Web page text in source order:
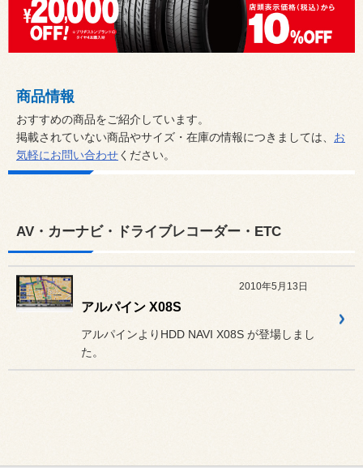
商品情報
おすすめの商品をご紹介しています。
掲載されていない商品やサイズ・在庫の情報につきましては、 お
気軽にお問い合わせください。
AV・カーナビ・ドライブレコーダー・ETC
2010年5月13日
アルパイン X08S
アルパインよりHDD NAVI X08S が登場しまし
た。